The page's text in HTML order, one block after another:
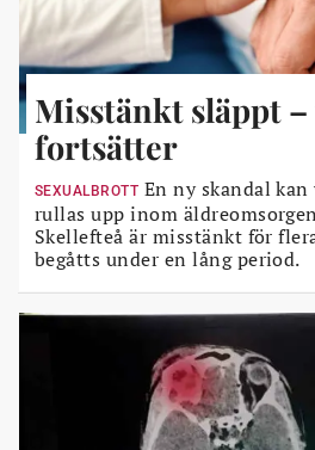
Misstänkt släppt
fortsätter
SEXUALBROTT En ny skandal kan
rullas upp inom
Skellefteå är misstänkt för
begåtts under en lång period.